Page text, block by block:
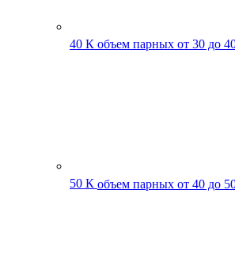
40 К объем парных от 30 до
50 К объем парных от 40 до